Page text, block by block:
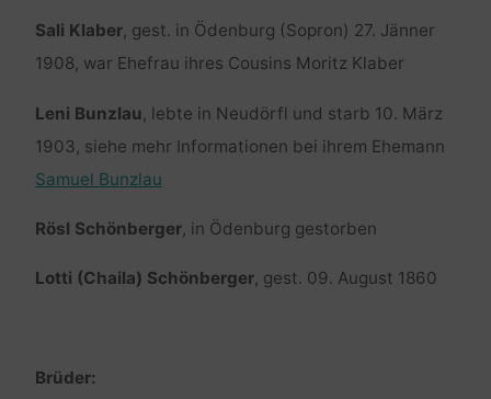
Sali Klaber, gest. in Ödenburg (Sopron) 27. Jänner
1908, war Ehefrau ihres Cousins Moritz Klaber
Leni Bunzlau, lebte in Neudörfl und starb 10. März
1903, siehe mehr Informationen bei ihrem Ehemann
Samuel Bunzlau
Rösl Schönberger, in Ödenburg gestorben
Lotti (Chaila) Schönberger, gest. 09. August 1860
Brüder: